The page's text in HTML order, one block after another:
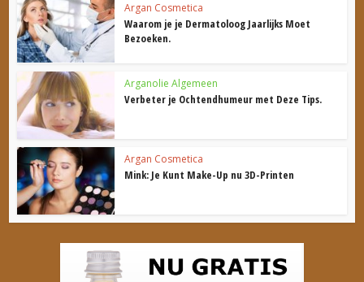
Argan Cosmetica
Waarom je je Dermatoloog Jaarlijks Moet
Bezoeken.
Arganolie Algemeen
Verbeter je Ochtendhumeur met Deze Tips.
Argan Cosmetica
Mink: Je Kunt Make-Up nu 3D-Printen